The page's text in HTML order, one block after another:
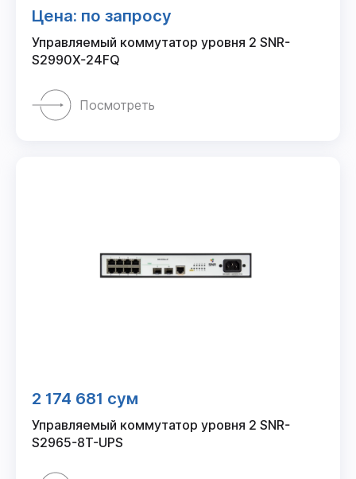
Цена: по запросу
Управляемый коммутатор уровня 2 SNR-
S2990X-24FQ
Посмотреть
2 174 681 сум
Управляемый коммутатор уровня 2 SNR-
S2965-8T-UPS